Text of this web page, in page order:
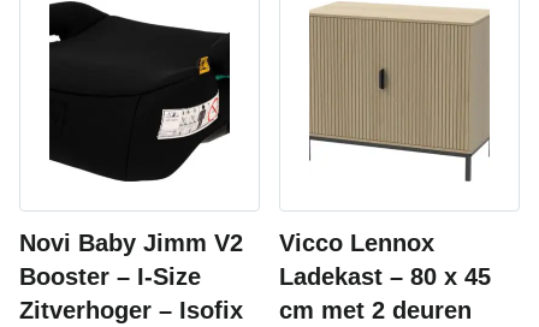
Novi Baby Jimm V2
Booster – I-Size
Zitverhoger – Isofix
Vicco Lennox
Ladekast – 80 x 45
cm met 2 deuren